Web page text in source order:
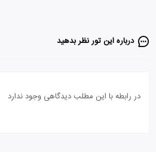
درباره این تور‌ نظر بدهید
در رابطه با این مطلب دیدگاهی وجود ندارد